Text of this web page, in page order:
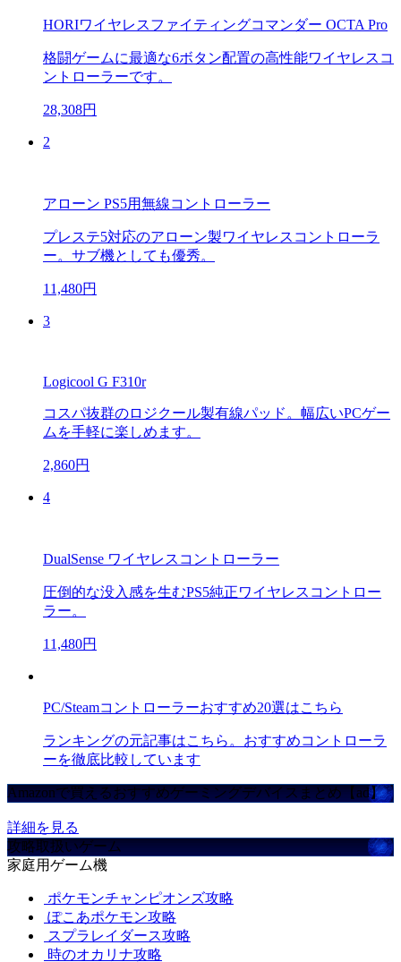
HORIワイヤレスファイティングコマンダー OCTA Pro
格闘ゲームに最適な6ボタン配置の高性能ワイヤレスコ
ントローラーです。
28,308円
2
アローン PS5用無線コントローラー
プレステ5対応のアローン製ワイヤレスコントローラ
ー。サブ機としても優秀。
11,480円
3
Logicool G F310r
コスパ抜群のロジクール製有線パッド。幅広いPCゲー
ムを手軽に楽しめます。
2,860円
4
DualSense ワイヤレスコントローラー
圧倒的な没入感を生むPS5純正ワイヤレスコントロー
ラー。
11,480円
PC/Steamコントローラーおすすめ20選はこちら
ランキングの元記事はこちら。おすすめコントローラ
ーを徹底比較しています
Amazonで買えるおすすめゲーミングデバイスまとめ【ad】
詳細を見る
攻略取扱いゲーム
家庭用ゲーム機
ポケモンチャンピオンズ攻略
ぽこあポケモン攻略
スプラレイダース攻略
時のオカリナ攻略